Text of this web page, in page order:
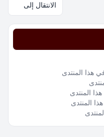
الانتقال إلى
هذا المنتدى
المنتدى
المنتدى